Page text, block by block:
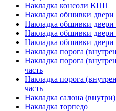
Накладка консоли КПП
Накладка обшивки двери
Накладка обшивки двери
Накладка обшивки двери
Накладка обшивки двери
Накладка порога
Накладка порога
часть
Накладка порога
часть
Накладка салона (внутри)
Накладка торпедо